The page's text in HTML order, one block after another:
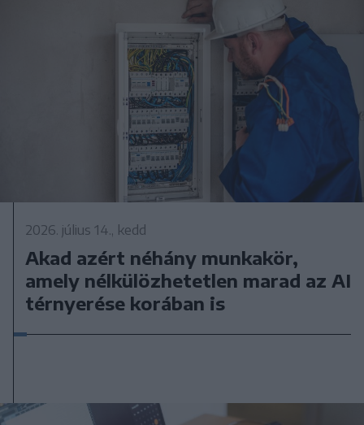
2026. július 14., kedd
Akad azért néhány munkakör,
amely nélkülözhetetlen marad az AI
térnyerése korában is